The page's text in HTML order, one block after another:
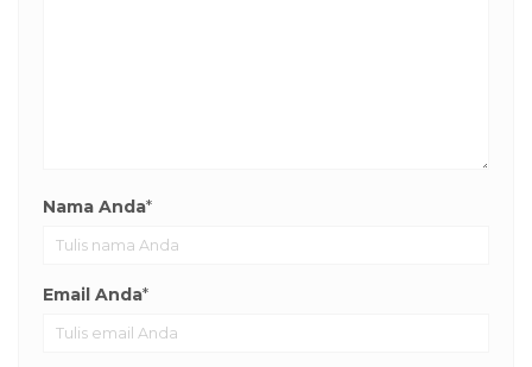
Nama Anda*
Email Anda*